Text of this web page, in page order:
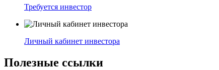
Требуется инвестор
Личный кабинет инвестора
Полезные ссылки